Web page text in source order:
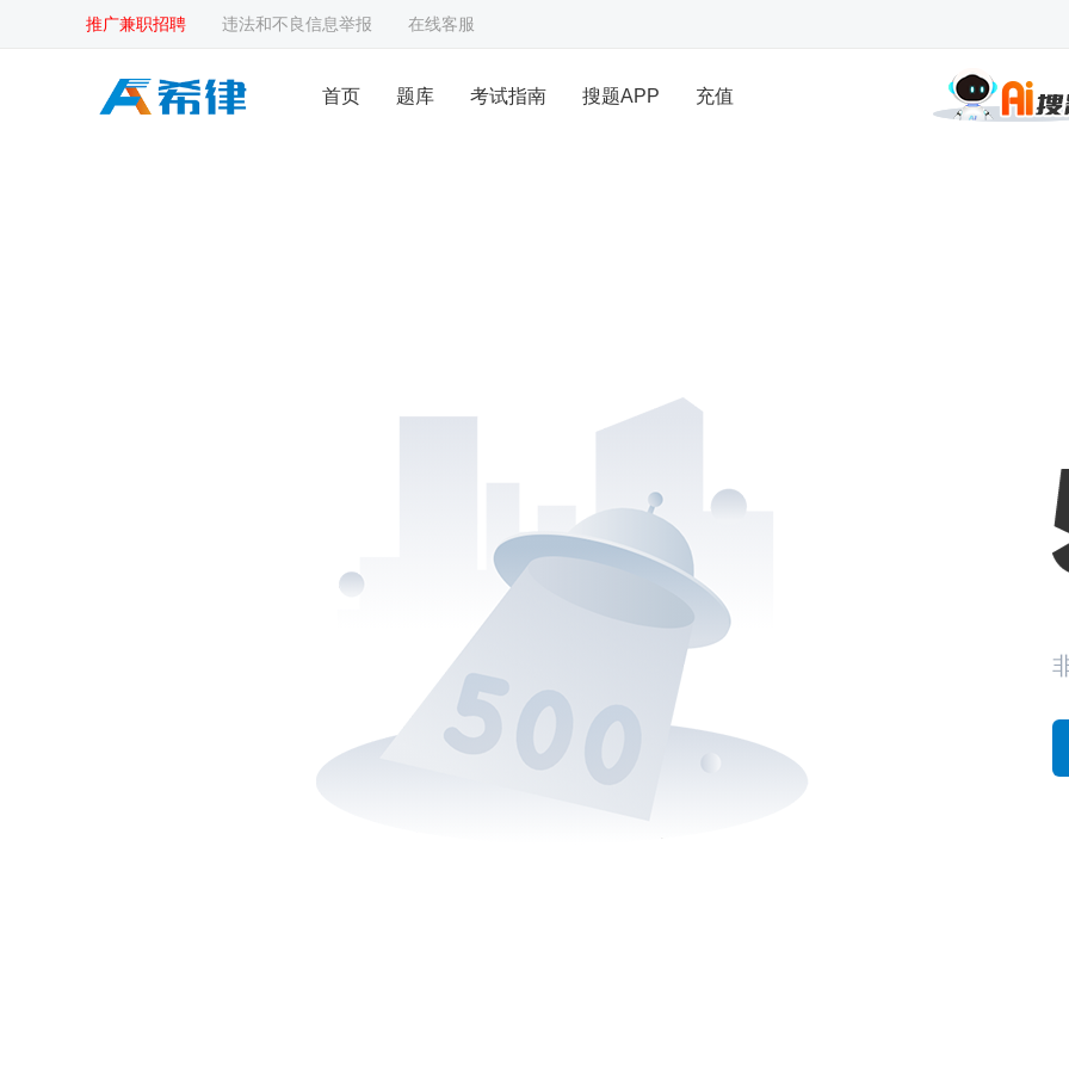
推广兼职招聘 违法和不良信息举报 在线客服
首页 题库 考试指南 搜题APP 充值